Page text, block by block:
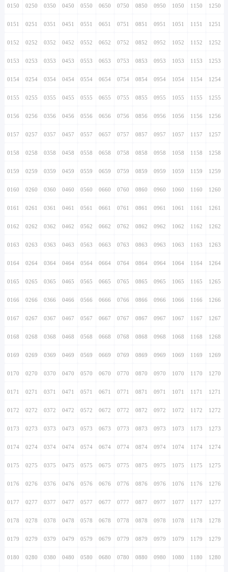
0150 0250 0350 0450 0550 0650 0750 0850 0950 1050 1150 1250
0151 0251 0351 0451 0551 0651 0751 0851 0951 1051 1151 1251
0152 0252 0352 0452 0552 0652 0752 0852 0952 1052 1152 1252
0153 0253 0353 0453 0553 0653 0753 0853 0953 1053 1153 1253
0154 0254 0354 0454 0554 0654 0754 0854 0954 1054 1154 1254
0155 0255 0355 0455 0555 0655 0755 0855 0955 1055 1155 1255
0156 0256 0356 0456 0556 0656 0756 0856 0956 1056 1156 1256
0157 0257 0357 0457 0557 0657 0757 0857 0957 1057 1157 1257
0158 0258 0358 0458 0558 0658 0758 0858 0958 1058 1158 1258
0159 0259 0359 0459 0559 0659 0759 0859 0959 1059 1159 1259
0160 0260 0360 0460 0560 0660 0760 0860 0960 1060 1160 1260
0161 0261 0361 0461 0561 0661 0761 0861 0961 1061 1161 1261
0162 0262 0362 0462 0562 0662 0762 0862 0962 1062 1162 1262
0163 0263 0363 0463 0563 0663 0763 0863 0963 1063 1163 1263
0164 0264 0364 0464 0564 0664 0764 0864 0964 1064 1164 1264
0165 0265 0365 0465 0565 0665 0765 0865 0965 1065 1165 1265
0166 0266 0366 0466 0566 0666 0766 0866 0966 1066 1166 1266
0167 0267 0367 0467 0567 0667 0767 0867 0967 1067 1167 1267
0168 0268 0368 0468 0568 0668 0768 0868 0968 1068 1168 1268
0169 0269 0369 0469 0569 0669 0769 0869 0969 1069 1169 1269
0170 0270 0370 0470 0570 0670 0770 0870 0970 1070 1170 1270
0171 0271 0371 0471 0571 0671 0771 0871 0971 1071 1171 1271
0172 0272 0372 0472 0572 0672 0772 0872 0972 1072 1172 1272
0173 0273 0373 0473 0573 0673 0773 0873 0973 1073 1173 1273
0174 0274 0374 0474 0574 0674 0774 0874 0974 1074 1174 1274
0175 0275 0375 0475 0575 0675 0775 0875 0975 1075 1175 1275
0176 0276 0376 0476 0576 0676 0776 0876 0976 1076 1176 1276
0177 0277 0377 0477 0577 0677 0777 0877 0977 1077 1177 1277
0178 0278 0378 0478 0578 0678 0778 0878 0978 1078 1178 1278
0179 0279 0379 0479 0579 0679 0779 0879 0979 1079 1179 1279
0180 0280 0380 0480 0580 0680 0780 0880 0980 1080 1180 1280